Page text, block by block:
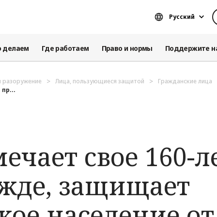
Русский
делаем Где работаем Право и нормы Поддержите
Лица, пользующиеся защитой
Гражданские лица
пр...
свое 160-
защищает